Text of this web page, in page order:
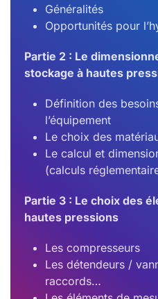
Généralités
Opportunités pour
Partie 2 : Le
stockage à hautes
Définition des
l’équipement
Le choix des
Le calcul et
(calculs
Partie 3 : Le choix des
hautes pressions
Les compresseurs
Les détendeurs /
raccords…